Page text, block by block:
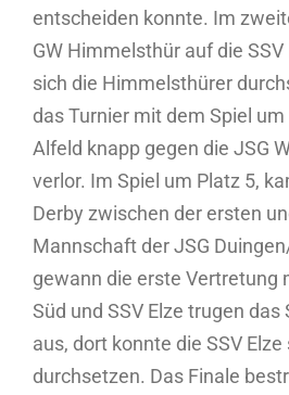
entscheiden konnte. Im
GW Himmelsthür auf die
sich die Himmelsthürer
das Turnier mit dem Spiel
Alfeld knapp gegen die JSG
verlor. Im Spiel um Platz 5,
Derby zwischen der ersten
Mannschaft der JSG
gewann die erste Vertretung
Süd und SSV Elze trugen das
aus, dort konnte die SSV
durchsetzen. Das Finale